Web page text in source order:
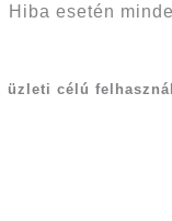
esetén
célú